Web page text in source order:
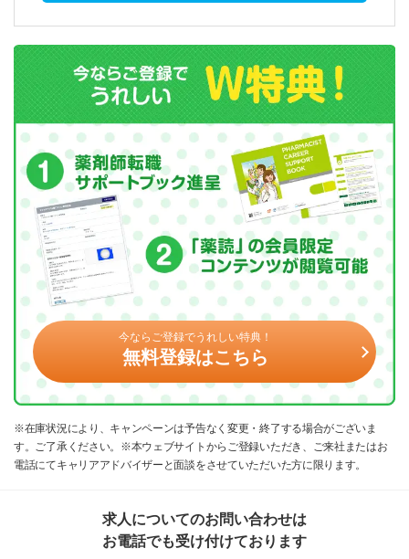
今ならご登録でうれしい特典！
無料登録はこちら
※在庫状況により、キャンペーンは予告なく変更・終了する場合がございま
す。ご了承ください。※本ウェブサイトからご登録いただき、ご来社またはお
電話にてキャリアアドバイザーと面談をさせていただいた方に限ります。
求人についてのお問い合わせは
お電話でも受け付けております